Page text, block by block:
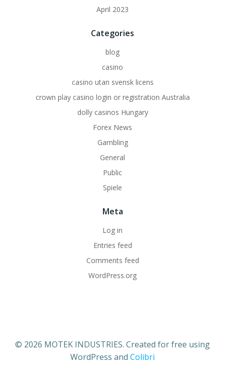
April 2023
Categories
blog
casino
casino utan svensk licens
crown play casino login or registration Australia
dolly casinos Hungary
Forex News
Gambling
General
Public
Spiele
Meta
Log in
Entries feed
Comments feed
WordPress.org
© 2026 MOTEK INDUSTRIES. Created for free using
WordPress and Colibri